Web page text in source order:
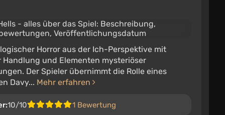
Horror aus der Ich-Perspektive mit
Handlung und Elementen mysteriöser
Der Spieler übernimmt die Rolle eines
Davy... Mehr erfahren
10/10 1 Bewertung